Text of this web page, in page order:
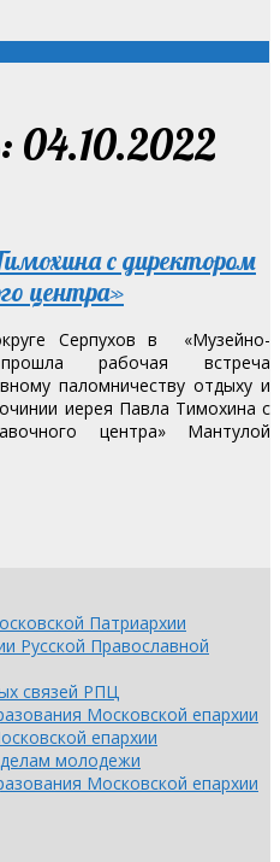
04.10.2022
с директором
центра»
Серпухов в «Музейно-
рабочая встреча
паломничеству отдыху и
иерея Павла Тимохина с
центра» Мантулой
Патриархии
Русской Православной
связей РПЦ
Московской епархии
епархии
молодежи
Московской епархии